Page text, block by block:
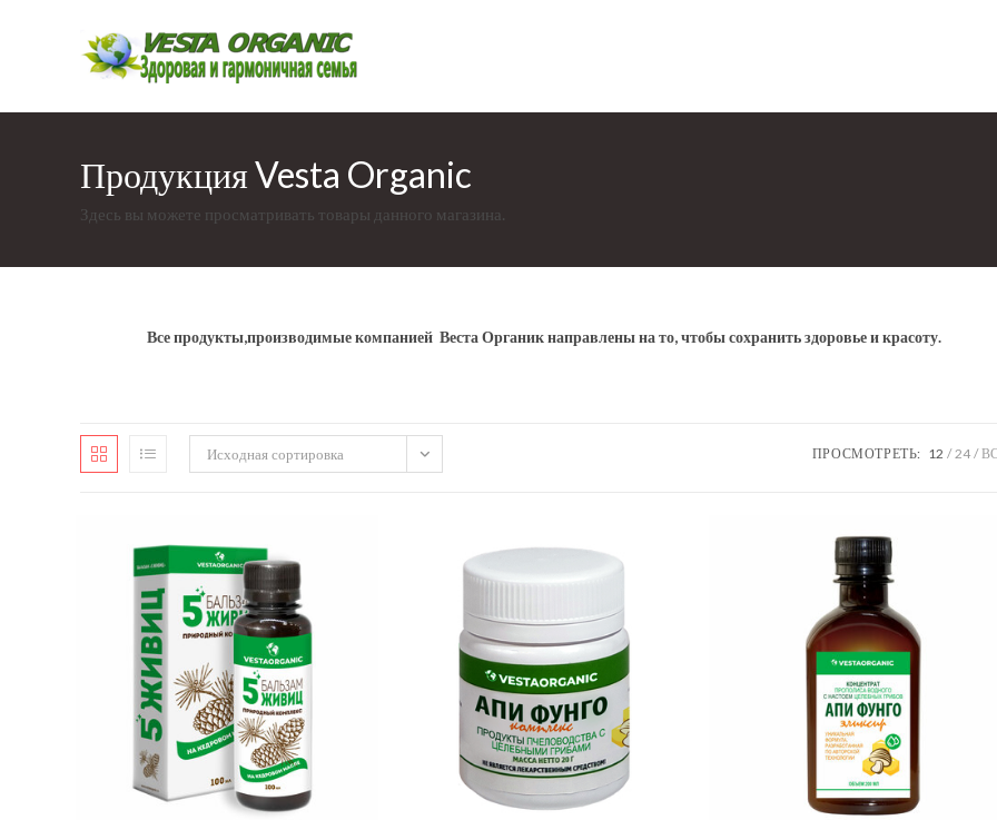
содержимому
Продукция Vesta Organic
Здесь вы можете просматривать товары данного магазина.
Все продукты,производимые компанией Веста Органик направлены на то, чтобы сохранить здоровье и красоту.
Исходная сортировка ПРОСМОТРЕТЬ: 12 24